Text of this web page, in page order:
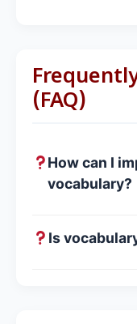
(FAQ)
How can I
vocabulary?
Is